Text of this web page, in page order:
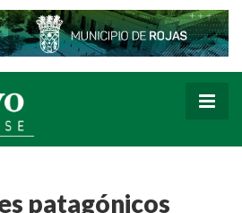
patagónicos